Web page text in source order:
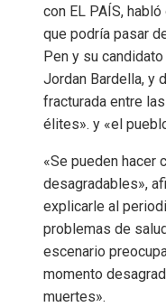
con EL PAÍS,
que podría pasar
Pen y su
Jordan Bardella, y
fracturada entre
élites». y «el
«Se pueden hacer
desagradables»,
explicarle al
problemas de
escenario
momento
muertes».